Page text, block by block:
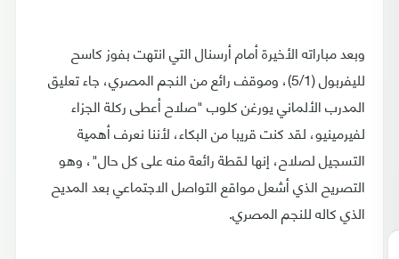
وبعد مباراته الأخيرة أمام أرسنال التي انتهت بفوز كاسح
لليفربول (5/1)، وموقف رائع من النجم المصري، جاء تعليق
المدرب الألماني يورغن كلوب "صلاح أعطى ركلة الجزاء
لفيرمينيو، لقد كنت قريبا من البكاء، لأننا نعرف أهمية
التسجيل لصلاح، إنها لقطة رائعة منه على كل حال"، وهو
التصريح الذي أشعل مواقع التواصل الاجتماعي بعد المديح
الذي كاله للنجم المصري.